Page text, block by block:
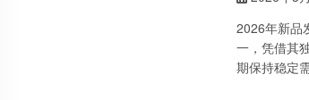
2026年新品
一，凭借其
期保持稳定